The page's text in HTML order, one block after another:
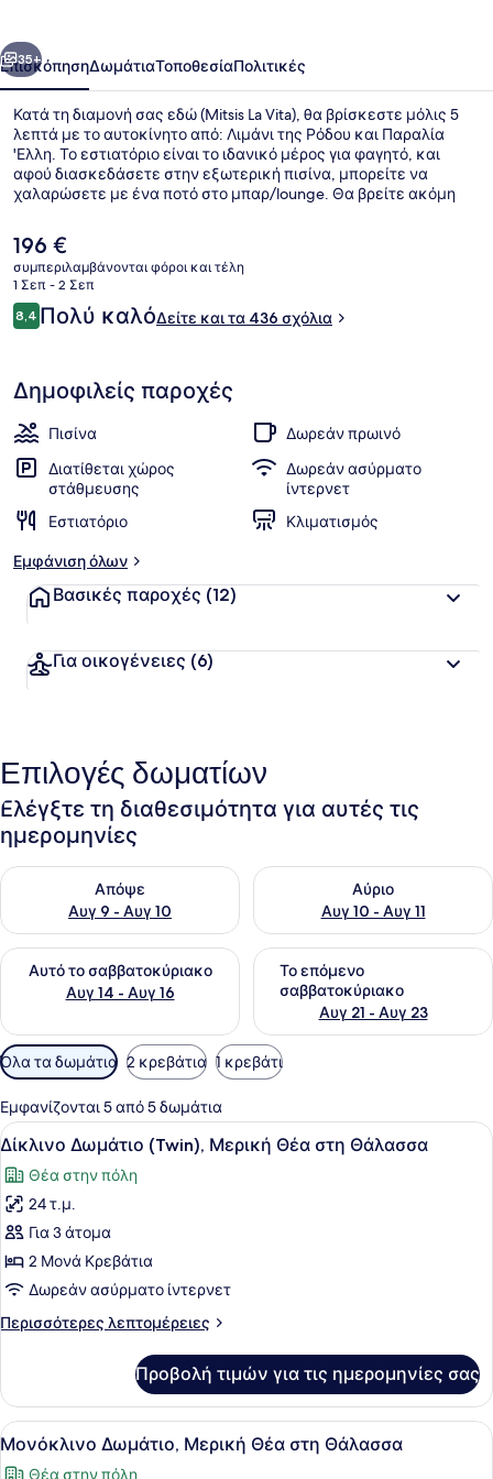
Επόμενο
35+
ΕπισκόπησηΔωμάτιαΤοποθεσίαΠολιτικές
Κατά τη διαμονή σας εδώ (Mitsis La Vita), θα βρίσκεστε μόλις 5
λεπτά με το αυτοκίνητο από: Λιμάνι της Ρόδου και Παραλία
'Ελλη. Το εστιατόριο είναι το ιδανικό μέρος για φαγητό, και
αφού διασκεδάσετε στην εξωτερική πισίνα, μπορείτε να
χαλαρώσετε με ένα ποτό στο μπαρ/lounge. Θα βρείτε ακόμη
ταξιδιώτες λένε εξαιρετικά πράγματα για το εξυπηρετικό
προσωπικό.
Η
τρέχουσα
τιμή
είναι
196 €
196 €
συμπεριλαμβάνονται φόροι και τέλη
1 Σεπ - 2 Σεπ
Σχόλια
8,48,4 στα 10
Πολύ καλόΔείτε και τα 436 σχόλια
Δημοφιλείς παροχές
Πισίνα
Δωρεάν πρωινό
Διατίθεται χώρος
στάθμευσης
Δωρεάν ασύρματο
ίντερνετ
Εστιατόριο
Κλιματισμός
Εμφάνιση όλων
Βασικές παροχές (12)
Για οικογένειες (6)
Επιλογές δωματίων
Ελέγξτε τη διαθεσιμότητα για αυτές τις
ημερομηνίες
Απόψε
Αυγ 9 - Αυγ 10
Έλεγχος διαθεσιμότητας για απόψε Αυγ 9 - Αυγ 10
Αύριο
Αυγ 10 - Αυγ 11
Έλεγχος διαθεσιμότητας
Αυτό το σαββατοκύριακο
Αυγ 14 - Αυγ 16
Έλεγχος διαθεσιμότητας για αυτό το σαββατοκύριακο Αυγ
Το επόμενο
σαββατοκύριακο
Αυγ 21 - Αυγ 23
Έλεγχος διαθεσιμότητας
Διαθέσιμα
φίλτρα
για
τα
δωμάτια
Όλα τα δωμάτια 2 κρεβάτια 1 κρεβάτι
Εμφανίζονται 5 από 5 δωμάτια
Προβολή
όλων
των
φωτογραφιών
για
Δίκλινο
Δωμάτιο
(Twin),
Μερική
Θάλασσα
Ένα δωμάτιο ξενοδοχείου με ένα
5
Δίκλινο Δωμάτιο (Twin), Μερική Θέα στη Θάλασσα
Θέα στην πόλη
24 τ.μ.
Για 3 άτομα
2 Μονά Κρεβάτια
Δωρεάν ασύρματο ίντερνετ
Περισσότερες λεπτομέρειες
Περισσότερες
Δωμάτιο
(Twin),
Μερική
Προβολή τιμών για τις ημερομηνίες σας
Προβολή
όλων
Ένα δωμάτιο ξενοδοχείου με ένα
7
Μονόκλινο Δωμάτιο, Μερική Θέα στη Θάλασσα
Θέα στην πόλη